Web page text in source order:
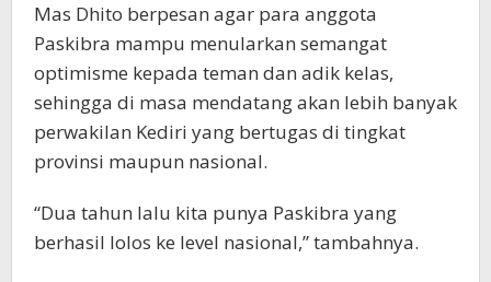
Mas Dhito berpesan agar para anggota
Paskibra mampu menularkan semangat
optimisme kepada teman dan adik kelas,
sehingga di masa mendatang akan lebih banyak
perwakilan Kediri yang bertugas di tingkat
provinsi maupun nasional.
“Dua tahun lalu kita punya Paskibra yang
berhasil lolos ke level nasional,” tambahnya.